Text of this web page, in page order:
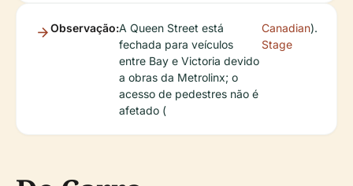
Observação:A Queen Street está
fechada para veículos
entre Bay e Victoria devido
a obras da Metrolinx; o
acesso de pedestres não é
afetado (
Canadian
Stage
).